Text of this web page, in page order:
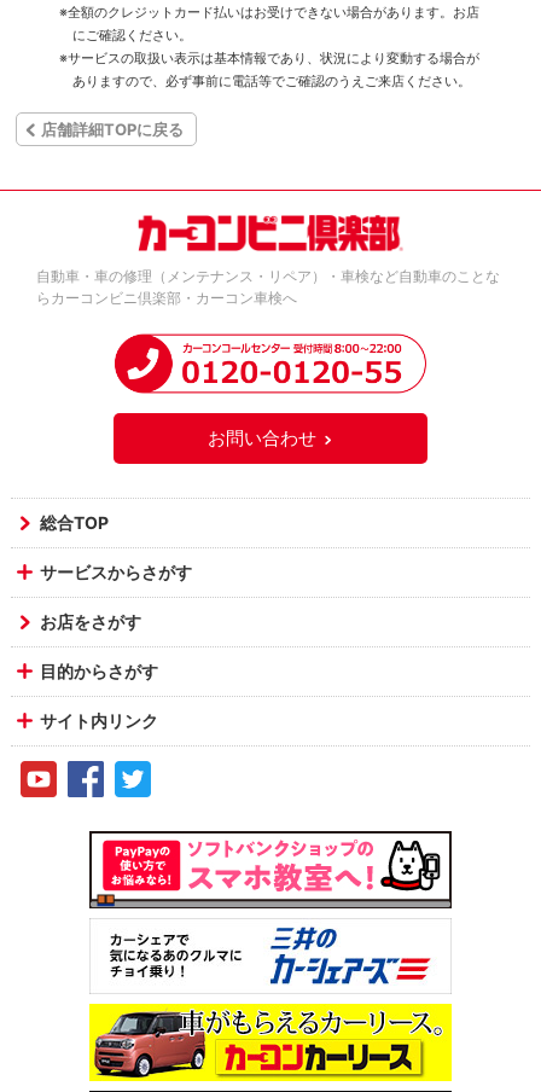
※全額のクレジットカード払いはお受けできない場合があります。お店
にご確認ください。
※サービスの取扱い表示は基本情報であり、状況により変動する場合が
ありますので、必ず事前に電話等でご確認のうえご来店ください。
店舗詳細TOPに戻る
自動車・車の修理（メンテナンス・リペア）・車検など自動車のことな
らカーコンビニ倶楽部・カーコン車検へ
お問い合わせ
総合TOP
サービスからさがす
お店をさがす
目的からさがす
サイト内リンク